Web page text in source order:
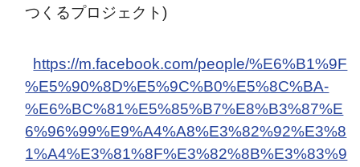
つくるプロジェクト)
https://m.facebook.com/people/%E6%B1%9F
%E5%90%8D%E5%9C%B0%E5%8C%BA-
%E6%BC%81%E5%85%B7%E8%B3%87%E
6%96%99%E9%A4%A8%E3%82%92%E3%8
1%A4%E3%81%8F%E3%82%8B%E3%83%9